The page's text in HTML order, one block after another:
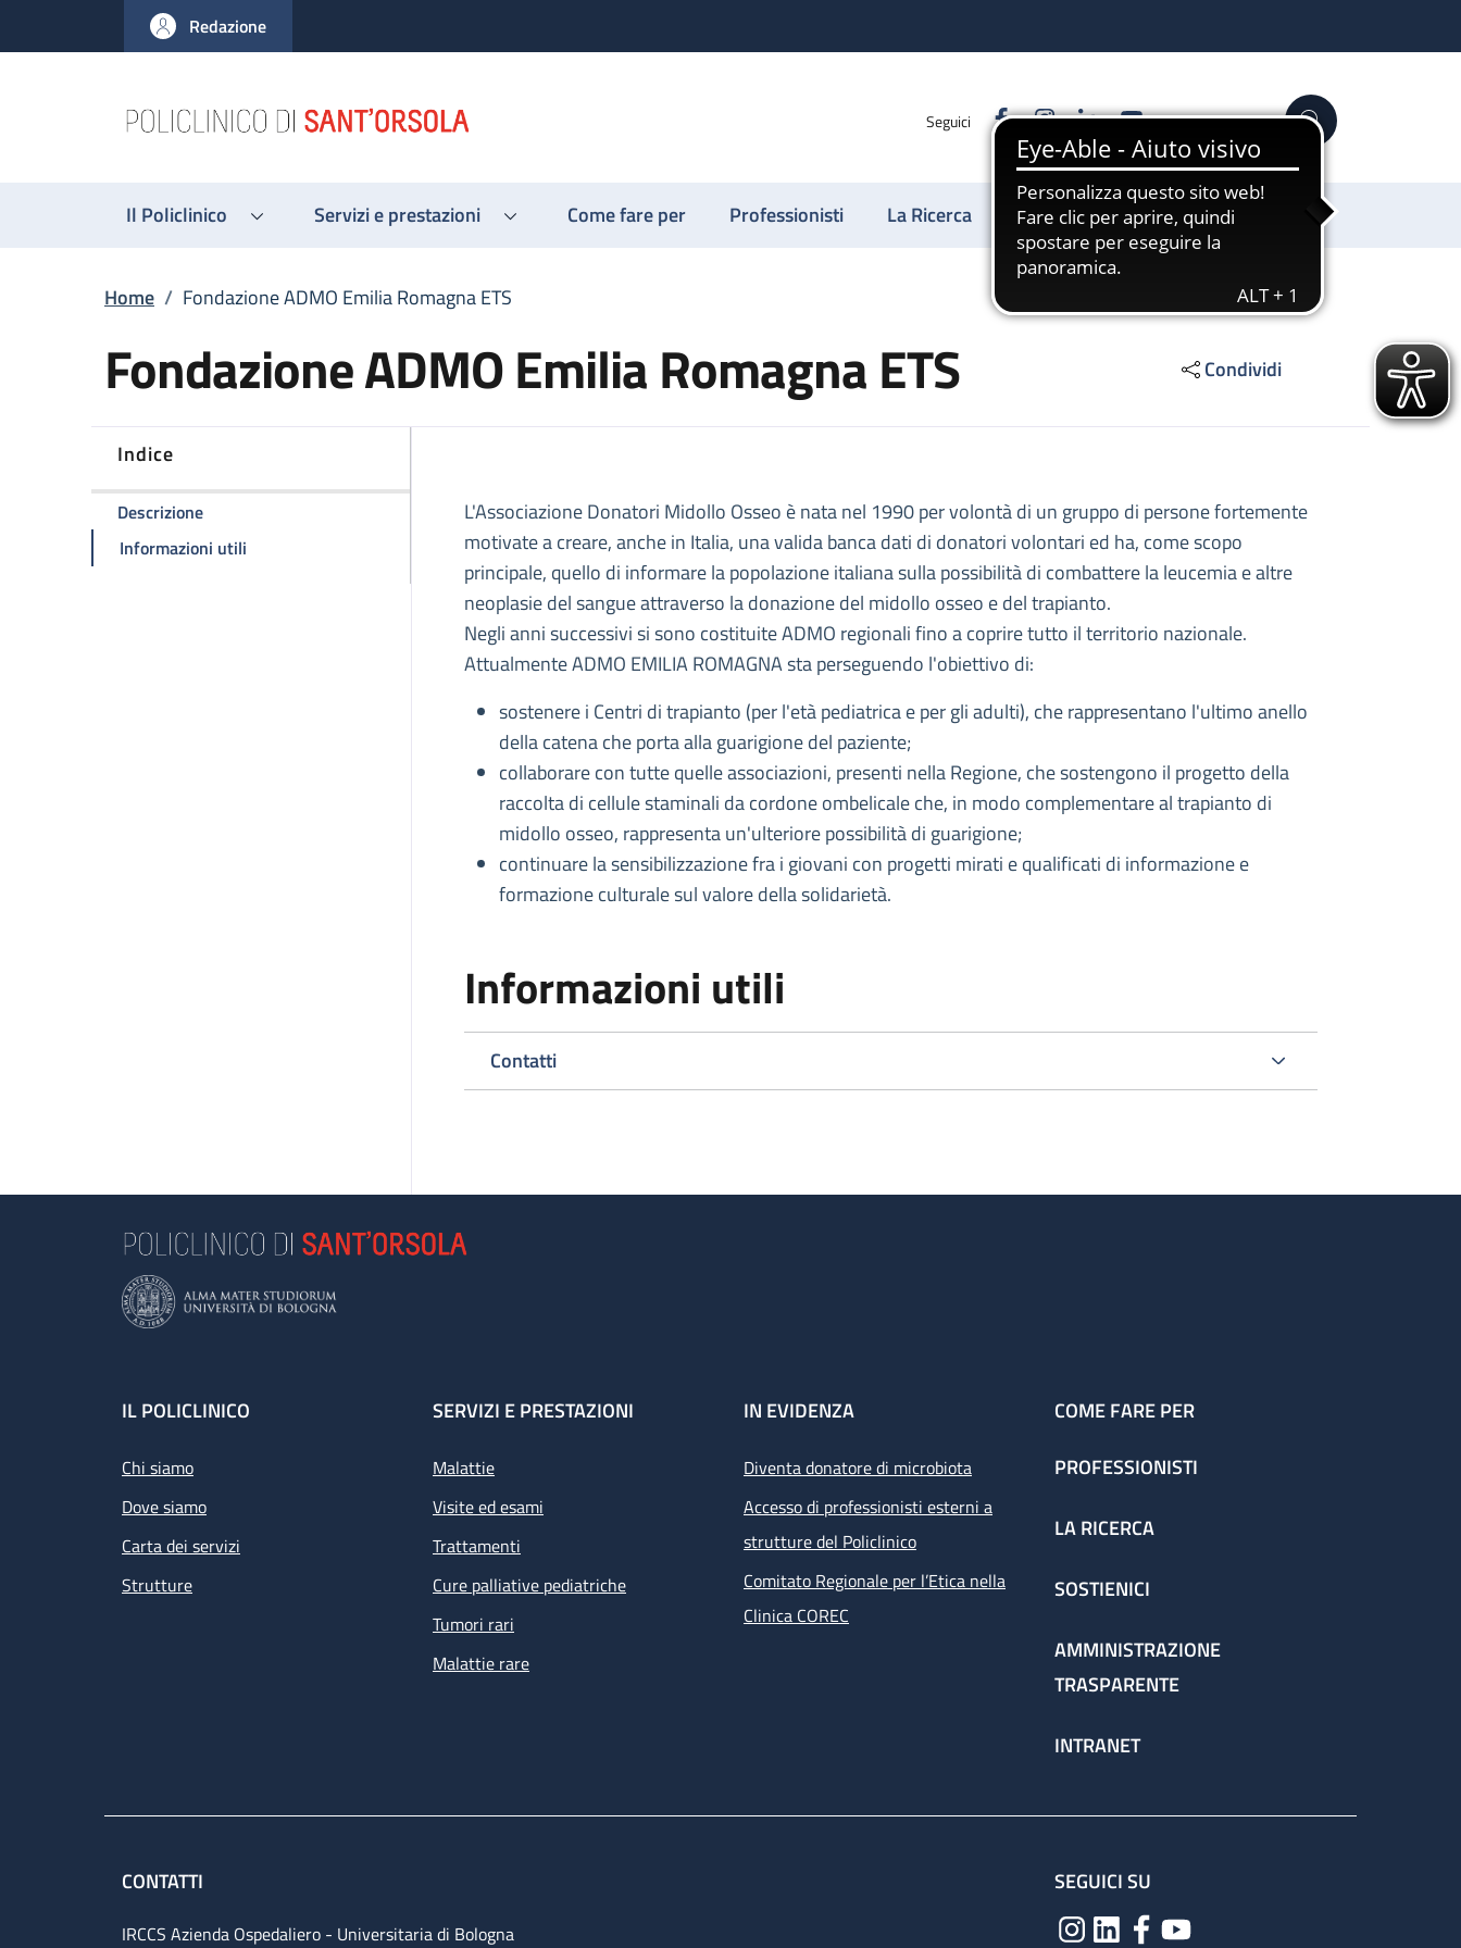
al contenuto principale
to footer content
Redazione
Seguici FacebookInstagram
LinkedinYouTube Cerca
Il Policlinico Servizi e prestazioni Come fare per Professionisti La Ricerca Sostienici
Briciole di pane
Home / Fondazione ADMO Emilia Romagna ETS
Fondazione ADMO Emilia Romagna ETS Condividi
Indice
Descrizionedella pagina Fondazione ADMO Emilia Romagna ETS
Informazioni utili della pagina Fondazione ADMO Emilia Romagna ETS
Descrizione
L'Associazione Donatori Midollo Osseo è nata nel 1990 per volontà di un gruppo di persone fortemente
motivate a creare, anche in Italia, una valida banca dati di donatori volontari ed ha, come scopo
principale, quello di informare la popolazione italiana sulla possibilità di combattere la leucemia e altre
neoplasie del sangue attraverso la donazione del midollo osseo e del trapianto.
Negli anni successivi si sono costituite ADMO regionali fino a coprire tutto il territorio nazionale.
Attualmente ADMO EMILIA ROMAGNA sta perseguendo l'obiettivo di:
sostenere i Centri di trapianto (per l'età pediatrica e per gli adulti), che rappresentano l'ultimo anello
della catena che porta alla guarigione del paziente;
collaborare con tutte quelle associazioni, presenti nella Regione, che sostengono il progetto della
raccolta di cellule staminali da cordone ombelicale che, in modo complementare al trapianto di
midollo osseo, rappresenta un'ulteriore possibilità di guarigione;
continuare la sensibilizzazione fra i giovani con progetti mirati e qualificati di informazione e
formazione culturale sul valore della solidarietà.
Informazioni utili
Contatti
Footer
IL POLICLINICO
Chi siamo
Dove siamo
Carta dei servizi
Strutture
SERVIZI E PRESTAZIONI
Malattie
Visite ed esami
Trattamenti
Cure palliative pediatriche
Tumori rari
Malattie rare
IN EVIDENZA
Diventa donatore di microbiota
Accesso di professionisti esterni a
strutture del Policlinico
Comitato Regionale per l’Etica nella
Clinica COREC
COME FARE PER
PROFESSIONISTI
LA RICERCA
SOSTIENICI
AMMINISTRAZIONE
TRASPARENTE
INTRANET
CONTATTI
IRCCS Azienda Ospedaliero - Universitaria di Bologna
SEGUICI SU